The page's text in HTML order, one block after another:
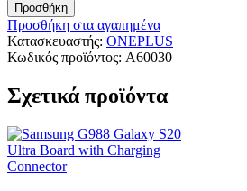
Προσθήκη
Προσθήκη στα αγαπημένα
Κατασκευαστής: ONEPLUS
Κωδικός προϊόντος: A60030
Σχετικά προϊόντα